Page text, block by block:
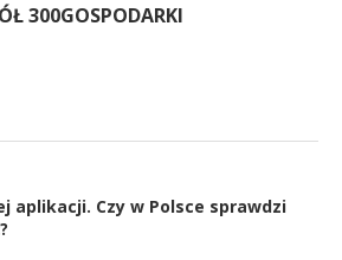
300GOSPODARKI
aplikacji. Czy w Polsce sprawdzi